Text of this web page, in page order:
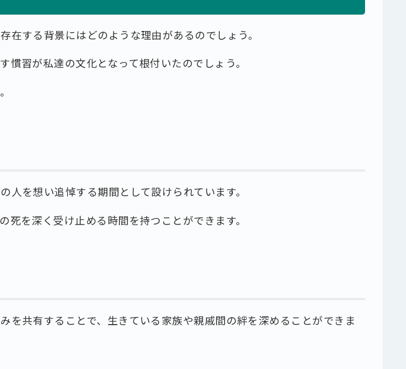
在する背景にはどのような理由があるのでしょう。
慣習が私達の文化となって根付いたのでしょう。
を想い追悼する期間として設けられています。
を深く受け止める時間を持つことができます。
を共有することで、生きている家族や親戚間の絆を深めることができま